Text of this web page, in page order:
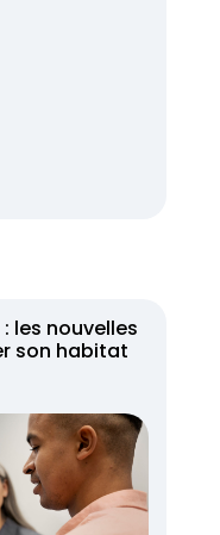
les nouvelles
son habitat